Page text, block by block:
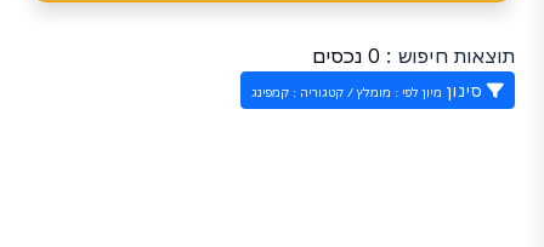
תוצאות חיפוש : 0 נכסים
סינון מיון לפי : מומלץ / קטגוריה : קמפינג